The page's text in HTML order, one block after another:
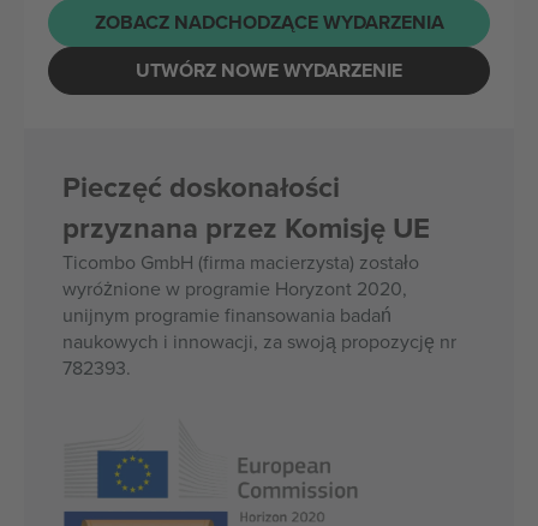
ZOBACZ NADCHODZĄCE WYDARZENIA
UTWÓRZ NOWE WYDARZENIE
Pieczęć doskonałości
przyznana przez Komisję UE
Ticombo GmbH (firma macierzysta) zostało
wyróżnione w programie Horyzont 2020,
unijnym programie finansowania badań
naukowych i innowacji, za swoją propozycję nr
782393.